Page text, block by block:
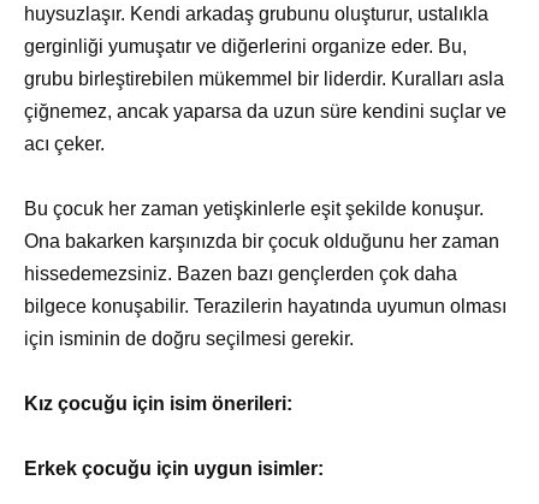
huysuzlaşır. Kendi arkadaş grubunu oluşturur, ustalıkla
gerginliği yumuşatır ve diğerlerini organize eder. Bu,
grubu birleştirebilen mükemmel bir liderdir. Kuralları asla
çiğnemez, ancak yaparsa da uzun süre kendini suçlar ve
acı çeker.
Bu çocuk her zaman yetişkinlerle eşit şekilde konuşur.
Ona bakarken karşınızda bir çocuk olduğunu her zaman
hissedemezsiniz. Bazen bazı gençlerden çok daha
bilgece konuşabilir. Terazilerin hayatında uyumun olması
için isminin de doğru seçilmesi gerekir.
Kız çocuğu için isim önerileri:
Erkek çocuğu için uygun isimler: